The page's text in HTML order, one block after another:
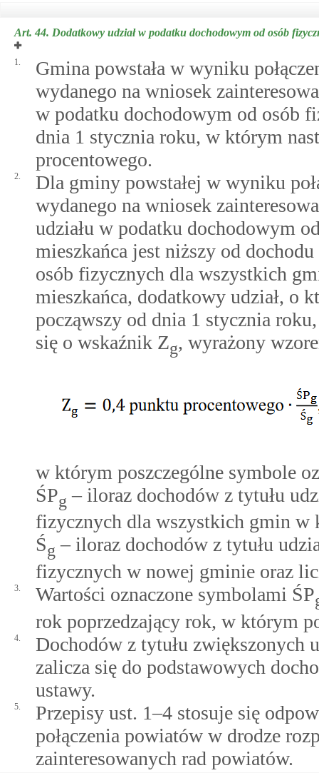
Art. 44. Dodatkowy udział w podatku dochodowym od osób
1.
Gmina powstała w wyniku
wydanego na wniosek
w podatku dochodowym od osób
dnia 1 stycznia roku, w którym
procentowego.
2.
Dla gminy powstałej w wyniku
wydanego na wniosek
udziału w podatku dochodowym
mieszkańca jest niższy od
osób fizycznych dla wszystkich
mieszkańca, dodatkowy udział, o
począwszy od dnia 1 stycznia
się o wskaźnik Zg, wyrażony
w którym poszczególne symbole
ŚPg – iloraz dochodów z tytułu
fizycznych dla wszystkich gmin w
Śg – iloraz dochodów z tytułu
fizycznych w nowej gminie oraz
3. Wartości oznaczone symbolami ŚP
rok poprzedzający rok, w którym
4.
Dochodów z tytułu zwiększonych
zalicza się do podstawowych
ustawy.
5.
Przepisy ust. 1–4 stosuje się
połączenia powiatów w drodze
zainteresowanych rad powiatów.